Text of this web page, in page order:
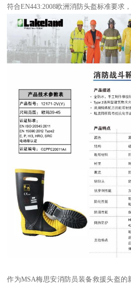
符合EN443:2008欧洲消防头盔标准要求
作为MSA梅思安消防员装备救援头盔的